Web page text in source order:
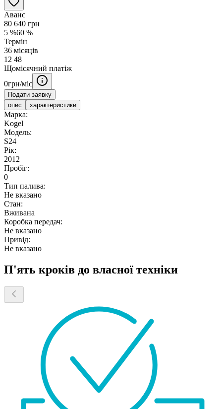
Аванс
80 640 грн
5 %60 %
Термін
36 місяців
12 48
Щомісячний платіж
0грн/міс
Подати заявку
опис
характеристики
Марка:
Kogel
Модель:
S24
Рік:
2012
Пробіг:
0
Тип палива:
Не вказано
Стан:
Вживана
Коробка передач:
Не вказано
Привід:
Не вказано
П'ять кроків до власної техніки